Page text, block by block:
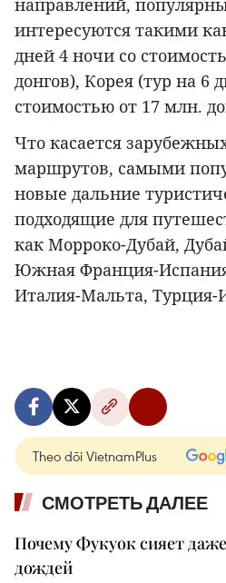
интересуются такими
дней 4 ночи со
донгов), Корея (тур на 6
стоимостью от 17 млн.
Что касается
маршрутов, самыми
новые дальние
подходящие для
как Морроко-Дубай,
Южная Франция-
Италия-Мальта, Турция-
Theo dõi VietnamPlus
СМОТРЕТЬ ДАЛЕЕ
Почему Фукуок сияет
дождей